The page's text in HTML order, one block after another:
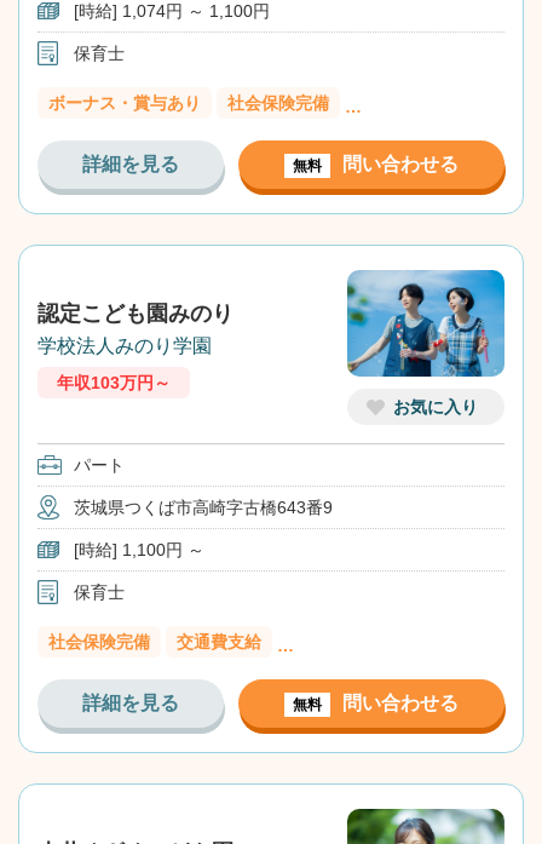
[時給] 1,074円 ～ 1,100円
保育士
ボーナス・賞与あり 社会保険完備 …
詳細を見る 無料 問い合わせる
お気に入り
認定こども園みのり
学校法人みのり学園
年収103万円～
パート
茨城県つくば市高崎字古橋643番9
[時給] 1,100円 ～
保育士
社会保険完備 交通費支給 …
詳細を見る 無料 問い合わせる